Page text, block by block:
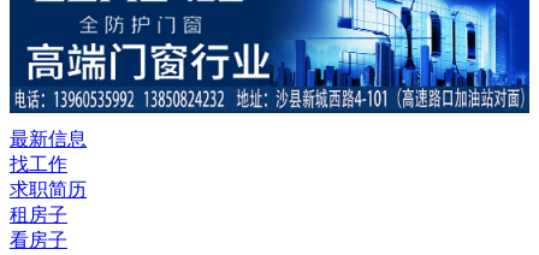
最新信息
找工作
求职简历
租房子
看房子